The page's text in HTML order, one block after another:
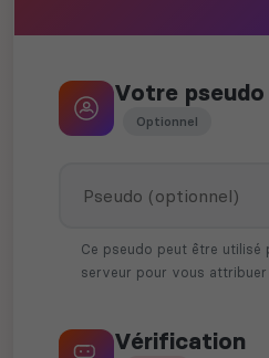
Votre pseudo
Optionnel
Ce pseudo peut être utilisé
serveur pour vous
Vérification